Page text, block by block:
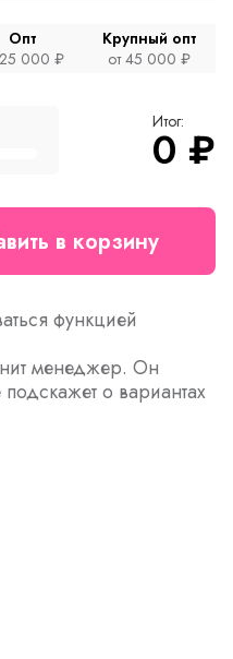
Опт
25 000 ₽
Крупный опт
от 45 000 ₽
Итог:
0 ₽
в корзину
функцией
менеджер. Он
подскажет о вариантах